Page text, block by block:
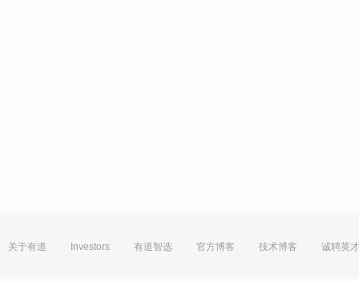
关于有道 Investors 有道智选 官方博客 技术博客 诚聘英才